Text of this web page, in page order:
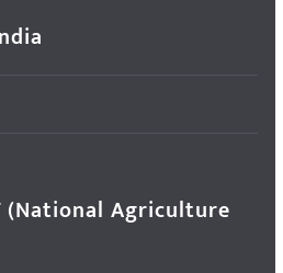
(National Agriculture